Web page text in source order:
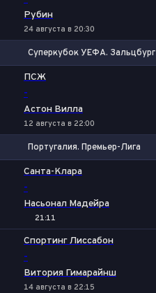
Рубин
24 августа в 20:30
Суперкубок УЕФА. Зальцбург
ПСЖ
-
Астон Вилла
12 августа в 22:00
Португалия. Премьер-Лига
Санта-Клара
-
Насьонал Мадейра
21:11
Спортинг Лиссабон
-
Витория Гимарайнш
14 августа в 22:15